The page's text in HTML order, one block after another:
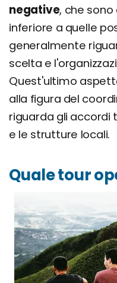
negative, che
inferiore a quelle
generalmente
scelta e
Quest'ultimo
alla figura del
riguarda gli accordi
e le strutture locali.
Quale tour